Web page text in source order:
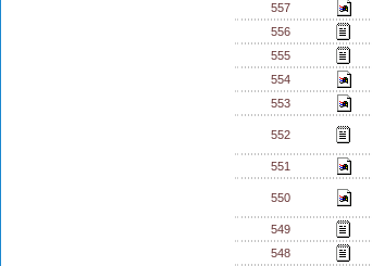
557
556
555
554
553
552
551
550
549
548